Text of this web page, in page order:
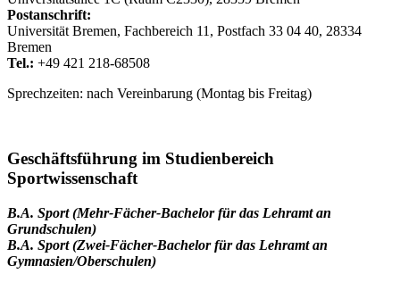
Postanschrift:
Universität Bremen, Fachbereich 11, Postfach 33 04 40, 28334
Bremen
Tel.: +49 421 218-68508
Sprechzeiten: nach Vereinbarung (Montag bis Freitag)
Geschäftsführung im Studienbereich
Sportwissenschaft
B.A. Sport (Mehr-Fächer-Bachelor für das Lehramt an
Grundschulen)
B.A. Sport (Zwei-Fächer-Bachelor für das Lehramt an
Gymnasien/Oberschulen)